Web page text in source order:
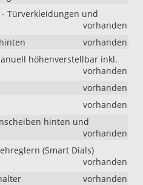
Türverkleidungen und
vorhanden
vorhanden
höhenverstellbar inkl.
vorhanden
vorhanden
vorhanden
hinten und
vorhanden
(Smart Dials)
vorhanden
vorhanden